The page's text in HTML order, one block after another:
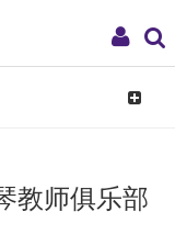
My
Toggle
教师俱乐部